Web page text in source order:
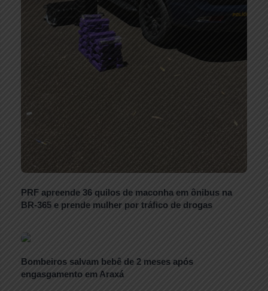
PRF apreende 36 quilos de maconha em ônibus na
BR-365 e prende mulher por tráfico de drogas
Bombeiros salvam bebê de 2 meses após
engasgamento em Araxá